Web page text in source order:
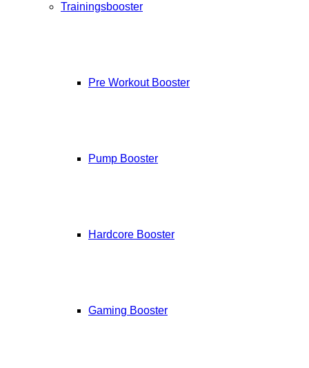
Trainingsbooster
Pre Workout Booster
Pump Booster
Hardcore Booster
Gaming Booster